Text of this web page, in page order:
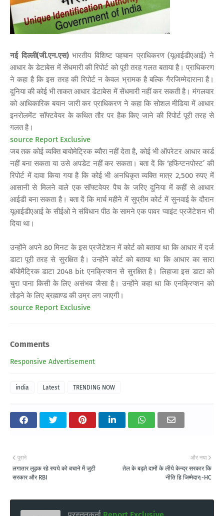
नई दिल्ली(जी.एन.एस)भारतीय विशिष्ट पहचान प्राधिकरण (यूआईडीएआई) ने
आधार के डेटाबेस में सेंधमारी की रिपोर्ट को पूरी तरह गलत बताया है। प्राधिकरण
ने कहा है कि इस तरह की रिपोर्ट न केवल भ्रामक है बल्कि गैरजिम्मेदाराना है।
दुनिया की कोई भी ताकत आधार डेटाबेस में सेंधमारी नहीं कर सकती है। मंगलवार
को आधिकारिक बयान जारी कर प्राधिकरण ने कहा कि सोशल मीडिया में आधार
इनरोलमेंट सॉफ्टवेयर के कथित तौर पर हैक किए जाने की रिपोर्ट पूरी तरह से
गलत है।
source Report Exclusive
जब तक कोई व्यक्ति बायोमेट्रिक ब्यौरा नहीं देता है, कोई भी ऑपरेटर आधार कार्ड
नहीं बना सकता या उसे अपडेट नहीं कर सकता। बता दें कि ‘हफिंग्टनपोस्ट’ की
रिपोर्ट में दावा किया गया है कि कोई भी अनधिकृत व्यक्ति मात्र 2,500 रुपए में
आसानी से मिलने वाले एक सॉफ्टवेयर पैच के जरिए दुनिया में कहीं से आधार
आईडी बना सकता है। बता दें कि मार्च महीने में सुप्रीम कोर्ट में सुनवाई के दौरान
यूआईडीएआई के सीईओ ने संविधान पीठ के सामने एक पावर प्वाइंट प्रजेंटेशन भी
दिया था।
उन्होंने अपने 80 मिनट के इस प्रजेंटेशन में कोर्ट को बताया था कि आधार में दर्ज
डाटा पूरी तरह से सुरक्षित है। उन्होंने कोर्ट को बताया था कि आधार का सारा
बॉयोमैट्रिक डाटा 2048 bit एनक्रिप्शन से सुरक्षित है। लिहाजा इस डाटा को
चुरा पाना किसी के लिए असंभव जैसा है। उन्होंने कहा था कि एनक्रिप्शन को
तोड़ने के लिए ब्रह्माण्ड की उम्र लग जाएगी।
source Report Exclusive
Comments
Responsive Advertisement
india Latest TRENDING NOW
और नया
तेल के बढ़ते दामों के लीये केन्द्र सरकार कि
नीति हि जिम्मेदार:-HC
पुराने
लगातार लुढ़क रहे रुपये को बचाने में जुटी
सरकार और RBI